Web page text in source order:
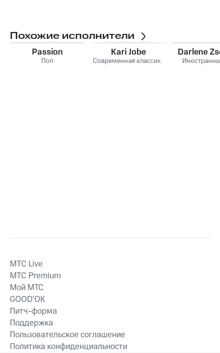
Похожие исполнители
Passion
Поп
Kari Jobe
Современная классика
Darlene
MTС Live
MTС Premium
Мой МТС
GOOD’OK
Питч-форма
Поддержка
Пользовательское соглашение
Политика конфиденциальности